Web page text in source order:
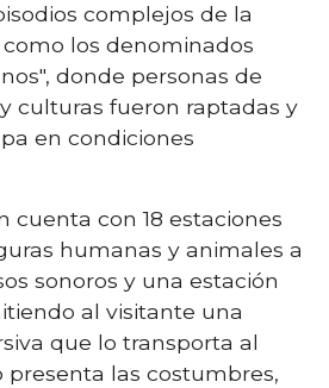
complejos de la
los denominados
donde personas de
culturas fueron raptadas y
en condiciones
cuenta con 18 estaciones
humanas y animales a
sonoros y una estación
al visitante una
que lo transporta al
presenta las costumbres,